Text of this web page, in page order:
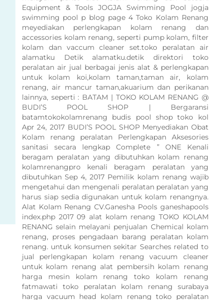
Equipment & Tools JOGJA Swimming Pool jogja
swimming pool p blog page 4 Toko Kolam Renang
meyediakan perlengkapan kolam renang dan
accessories kolam renang, seperti pump kolam, filter
kolam dan vaccum cleaner set.toko peralatan air
alamatku Detik alamatku.detik direktori toko
peralatan air jual berbagai jenis alat & perlengkapan
untuk kolam koi,kolam taman,taman air, kolam
renang, air mancur taman,akuarium dan perikanan
lainnya, seperti : BATAM | TOKO KOLAM RENANG @
BUDI’S POOL SHOP | Bergaransi
batamtokokolamrenang budis pool shop toko kol
Apr 24, 2017 BUDI’S POOL SHOP Menyediakan Obat
Kolam renang peralatan Perlengkapan Aksesories
sanitasi secara lengkap Complete ” ONE Kenali
beragam peralatan yang dibutuhkan kolam renang
kolamrenangpro kenali beragam peralatan yang
dibutuhkan Sep 4, 2017 Pemilik kolam renang wajib
mengetahui dan mengenali peralatan peralatan yang
harus siap sedia digunakan untuk kolam renangnya.
Alat Kolam Renang CV.Ganesha Pools ganeshapools
index.php 2017 09 alat kolam renang TOKO KOLAM
RENANG selain melayani penjualan Chemical kolam
renang, proses pengadaan barang peralatan kolam
renang. untuk konsumen sekitar Searches related to
jual perlengkapan kolam renang vacuum cleaner
untuk kolam renang alat pembersih kolam renang
harga mesin kolam renang toko kolam renang
fatmawati toko peralatan kolam renang surabaya
harga vacuum head kolam renang toko peralatan